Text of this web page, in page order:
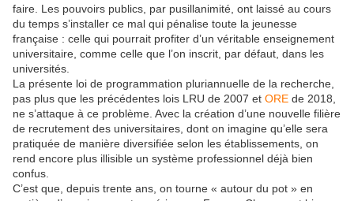
faire. Les pouvoirs publics, par pusillanimité, ont laissé au cours
du temps s’installer ce mal qui pénalise toute la jeunesse
française : celle qui pourrait profiter d’un véritable enseignement
universitaire, comme celle que l’on inscrit, par défaut, dans les
universités.
La présente loi de programmation pluriannuelle de la recherche,
pas plus que les précédentes lois LRU de 2007 et ORE de 2018,
ne s’attaque à ce problème. Avec la création d’une nouvelle filière
de recrutement des universitaires, dont on imagine qu’elle sera
pratiquée de manière diversifiée selon les établissements, on
rend encore plus illisible un système professionnel déjà bien
confus.
C’est que, depuis trente ans, on tourne « autour du pot » en